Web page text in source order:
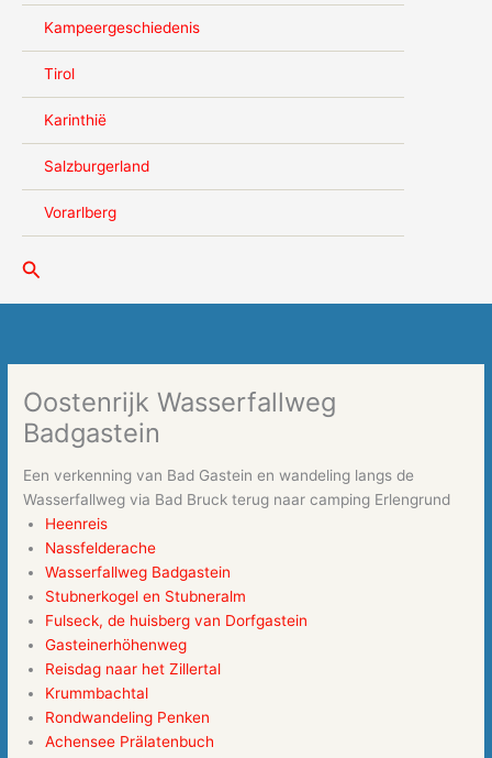
Kampeergeschiedenis
Tirol
Karinthië
Salzburgerland
Vorarlberg
Zoeken
Oostenrijk Wasserfallweg
Badgastein
Een verkenning van Bad Gastein en wandeling langs de
Wasserfallweg via Bad Bruck terug naar camping Erlengrund
Heenreis
Nassfelderache
Wasserfallweg Badgastein
Stubnerkogel en Stubneralm
Fulseck, de huisberg van Dorfgastein
Gasteinerhöhenweg
Reisdag naar het Zillertal
Krummbachtal
Rondwandeling Penken
Achensee Prälatenbuch